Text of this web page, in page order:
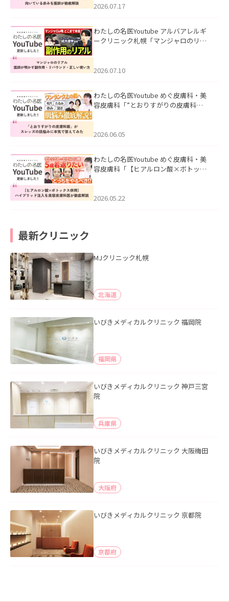
した。
2026.07.17
わたしの名医Youtube アルバアレルギ
ークリニック札幌「マンジャロのリア
た。
2026.07.10
わたしの名医Youtube めぐ皮膚科・美
容皮膚科「”とおりすがりの皮膚科
2026.06.05
わたしの名医Youtube めぐ皮膚科・美
容皮膚科「【ヒアルロン酸×ボトック
た。
2026.05.22
最新クリニック
MJクリニック札幌
北海道
いびきメディカルクリニック 福岡院
福岡県
いびきメディカルクリニック 神戸三宮
院
兵庫県
いびきメディカルクリニック 大阪梅田
院
大阪府
いびきメディカルクリニック 京都院
京都府